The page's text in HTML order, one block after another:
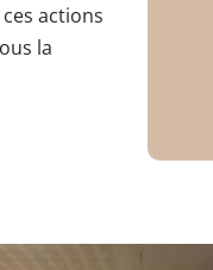
actions
la